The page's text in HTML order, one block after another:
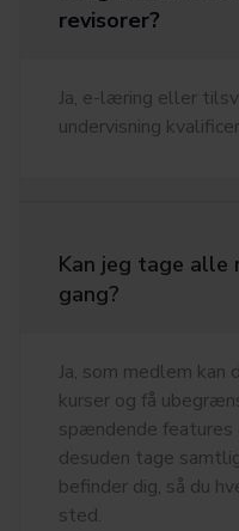
revisorer?
Ja, e-læring eller
undervisning
Kan jeg tage alle
gang?
Ja, som medlem kan
kurser og få
spændende features
desuden tage
befinder dig, så du
sted.